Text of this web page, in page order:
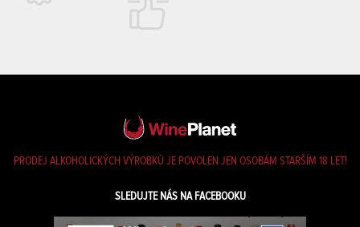
PRODEJ ALKOHOLICKÝCH VÝROBKŮ JE POVOLEN JEN OSOBÁM STARŠÍM 18 LET!
SLEDUJTE NÁS NA FACEBOOKU